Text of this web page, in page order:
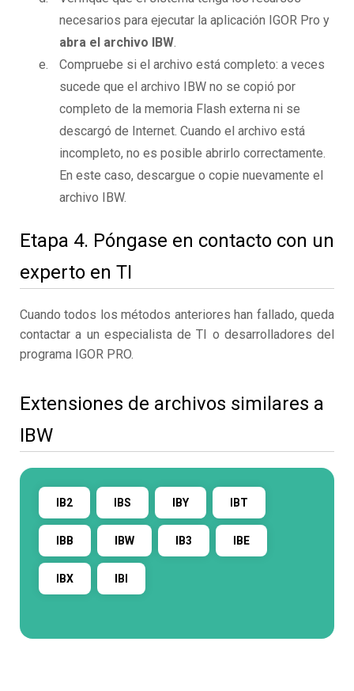
necesarios para ejecutar la aplicación IGOR Pro y
abra el archivo IBW.
Compruebe si el archivo está completo: a veces
sucede que el archivo IBW no se copió por
completo de la memoria Flash externa ni se
descargó de Internet. Cuando el archivo está
incompleto, no es posible abrirlo correctamente.
En este caso, descargue o copie nuevamente el
archivo IBW.
Etapa 4. Póngase en contacto con un
experto en TI
Cuando todos los métodos anteriores han fallado, queda
contactar a un especialista de TI o desarrolladores del
programa IGOR PRO.
Extensiones de archivos similares a
IBW
IB2 IBS IBY IBT
IBB IBW IB3 IBE
IBX IBI